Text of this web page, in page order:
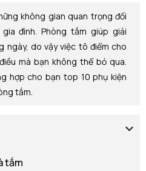
không gian quan trọng đối
đình. Phòng tắm giúp giải
ngày, do vậy việc tô điểm cho
mà bạn không thể bỏ qua.
hợp cho bạn top 10 phụ kiện
tắm.
tắm